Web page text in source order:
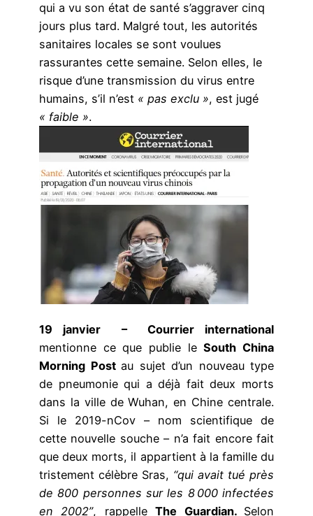
qui a vu son état de santé s’aggraver cinq
jours plus tard. Malgré tout, les autorités
sanitaires locales se sont voulues
rassurantes cette semaine. Selon elles, le
risque d’une transmission du virus entre
humains, s’il n’est « pas exclu », est jugé
« faible ».
19 janvier – Courrier international
mentionne ce que publie leSouth China
Morning Post au sujet d’un nouveau type
de pneumonie qui a déjà fait deux morts
dans la ville de Wuhan, en Chine centrale.
Si le 2019-nCov – nom scientifique de
cette nouvelle souche – n’a fait encore fait
que deux morts, il appartient à la famille du
tristement célèbre Sras, “qui avait tué près
de 800 personnes sur les 8 000 infectées
en 2002”, rappelleThe Guardian. Selon